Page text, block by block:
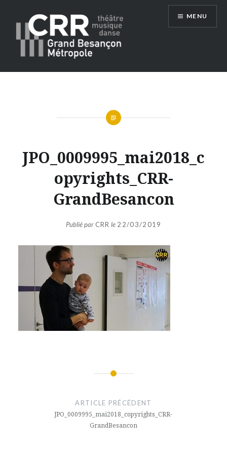
Conservatoire du Grand Besançon
MENU
JPO_0009995_mai2018_c
opyrights_CRR-
GrandBesancon
Publié par CRR le 22/03/2019
ARTICLE PRÉCÉDENT
JPO_0009995_mai2018_copyrights_CRR-
GrandBesancon